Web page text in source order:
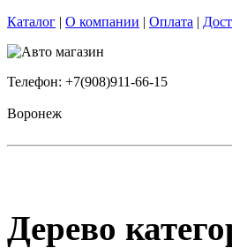
Каталог | О компании | Оплата |
Телефон: +7(908)911-66-15
Воронеж
Дерево